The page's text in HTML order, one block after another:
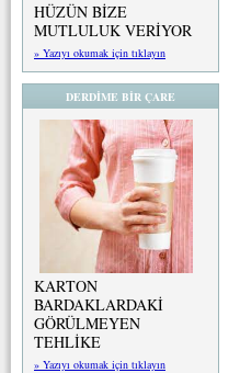
HÜZÜN BİZE
MUTLULUK VERİYOR
» Yazıyı okumak için tıklayın
DERDİME BİR ÇARE
KARTON
BARDAKLARDAKİ
GÖRÜLMEYEN
TEHLİKE
» Yazıyı okumak için tıklayın